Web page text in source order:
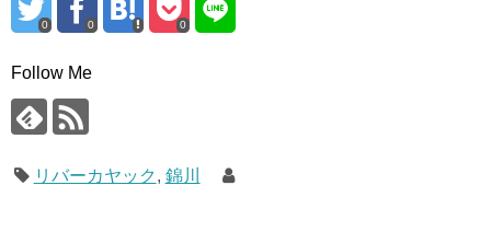
0 0 0
Follow Me
リバーカヤック , 錦川